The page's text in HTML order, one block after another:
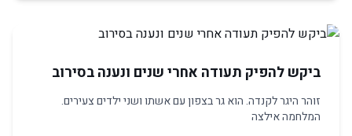
ביקש להפיק תעודה אחרי שנים ונענה בסירוב
זוהר היגר לקנדה. הוא גר בצפון עם אשתו ושני ילדים צעירים.
המלחמה אילצה